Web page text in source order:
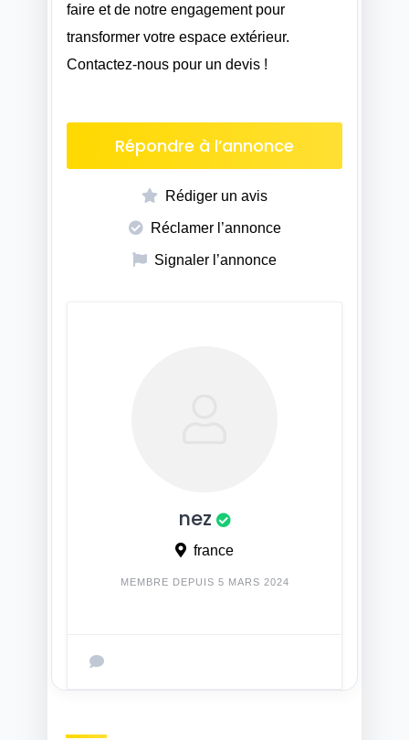
faire et de notre engagement pour
transformer votre espace extérieur.
Contactez-nous pour un devis !
Répondre à l’annonce
Rédiger un avis
Réclamer l’annonce
Signaler l’annonce
nez
france
MEMBRE DEPUIS 5 MARS 2024